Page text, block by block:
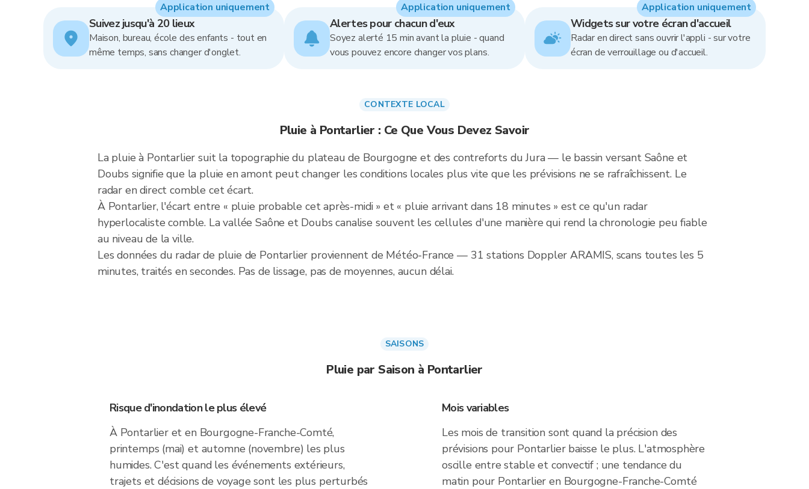
Suivez jusqu'à 20 lieux
Maison, bureau, école des enfants - tout en
même temps, sans changer d'onglet.
Application uniquement
Alertes pour chacun d'eux
Soyez alerté 15 min avant la pluie - quand
vous pouvez encore changer vos plans.
Application uniquement
Widgets sur votre écran d'accueil
Radar en direct sans ouvrir l'appli - sur votre
écran de verrouillage ou d'accueil.
Application uniquement
CONTEXTE LOCAL
Pluie à Pontarlier : Ce Que Vous Devez Savoir
La pluie à Pontarlier suit la topographie du plateau de Bourgogne et des contreforts du Jura — le bassin versant Saône et
Doubs signifie que la pluie en amont peut changer les conditions locales plus vite que les prévisions ne se rafraîchissent. Le
radar en direct comble cet écart.
À Pontarlier, l'écart entre « pluie probable cet après-midi » et « pluie arrivant dans 18 minutes » est ce qu'un radar
hyperlocaliste comble. La vallée Saône et Doubs canalise souvent les cellules d'une manière qui rend la chronologie peu fiable
au niveau de la ville.
Les données du radar de pluie de Pontarlier proviennent de Météo-France — 31 stations Doppler ARAMIS, scans toutes les 5
minutes, traités en secondes. Pas de lissage, pas de moyennes, aucun délai.
SAISONS
Pluie par Saison à Pontarlier
Risque d'inondation le plus élevé
À Pontarlier et en Bourgogne-Franche-Comté,
printemps (mai) et automne (novembre) les plus
humides. C'est quand les événements extérieurs,
trajets et décisions de voyage sont les plus perturbés
Mois variables
Les mois de transition sont quand la précision des
prévisions pour Pontarlier baisse le plus. L'atmosphère
oscille entre stable et convectif ; une tendance du
matin pour Pontarlier en Bourgogne-Franche-Comté